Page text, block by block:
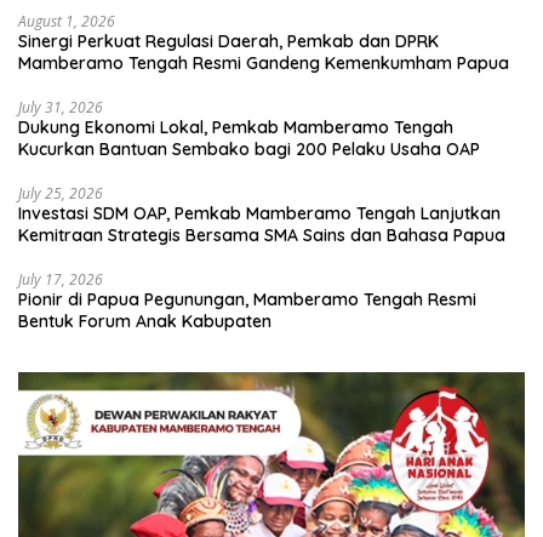
August 1, 2026
Sinergi Perkuat Regulasi Daerah, Pemkab dan DPRK
Mamberamo Tengah Resmi Gandeng Kemenkumham Papua
July 31, 2026
Dukung Ekonomi Lokal, Pemkab Mamberamo Tengah
Kucurkan Bantuan Sembako bagi 200 Pelaku Usaha OAP
July 25, 2026
Investasi SDM OAP, Pemkab Mamberamo Tengah Lanjutkan
Kemitraan Strategis Bersama SMA Sains dan Bahasa Papua
July 17, 2026
Pionir di Papua Pegunungan, Mamberamo Tengah Resmi
Bentuk Forum Anak Kabupaten